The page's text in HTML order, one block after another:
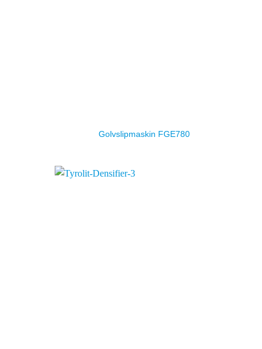
Golvslipmaskin FGE780